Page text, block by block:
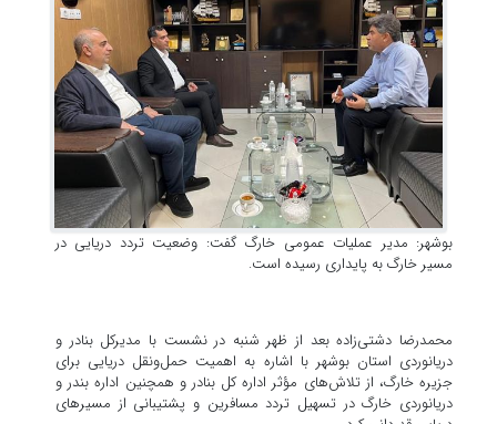
بوشهر: مدیر عملیات عمومی خارگ گفت: وضعیت تردد دریایی در
مسیر خارگ به پایداری رسیده است.
محمدرضا دشتی‌زاده بعد از ظهر شنبه در نشست با مدیرکل بنادر و
دریانوردی استان بوشهر با اشاره به اهمیت حمل‌ونقل دریایی برای
جزیره خارگ، از تلاش‌های مؤثر اداره کل بنادر و همچنین اداره بندر و
دریانوردی خارگ در تسهیل تردد مسافرین و پشتیبانی از مسیرهای